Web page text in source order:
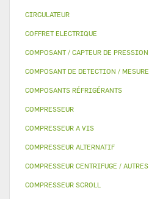
CIRCULATEUR
COFFRET ELECTRIQUE
COMPOSANT / CAPTEUR DE PRESSION
COMPOSANT DE DETECTION / MESURE
COMPOSANTS RÉFRIGÉRANTS
COMPRESSEUR
COMPRESSEUR A VIS
COMPRESSEUR ALTERNATIF
COMPRESSEUR CENTRIFUGE / AUTRES
COMPRESSEUR SCROLL